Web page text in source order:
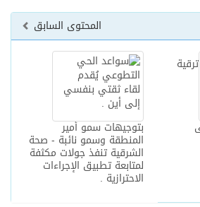
المحتوى السابق
بتوجيهات سمو أمير
المنطقة وسمو نائبة - صحة
الشرقية تنفذ جولات مكثفة
لمتابعة تطبيق الإجراءات
الاحترازية .